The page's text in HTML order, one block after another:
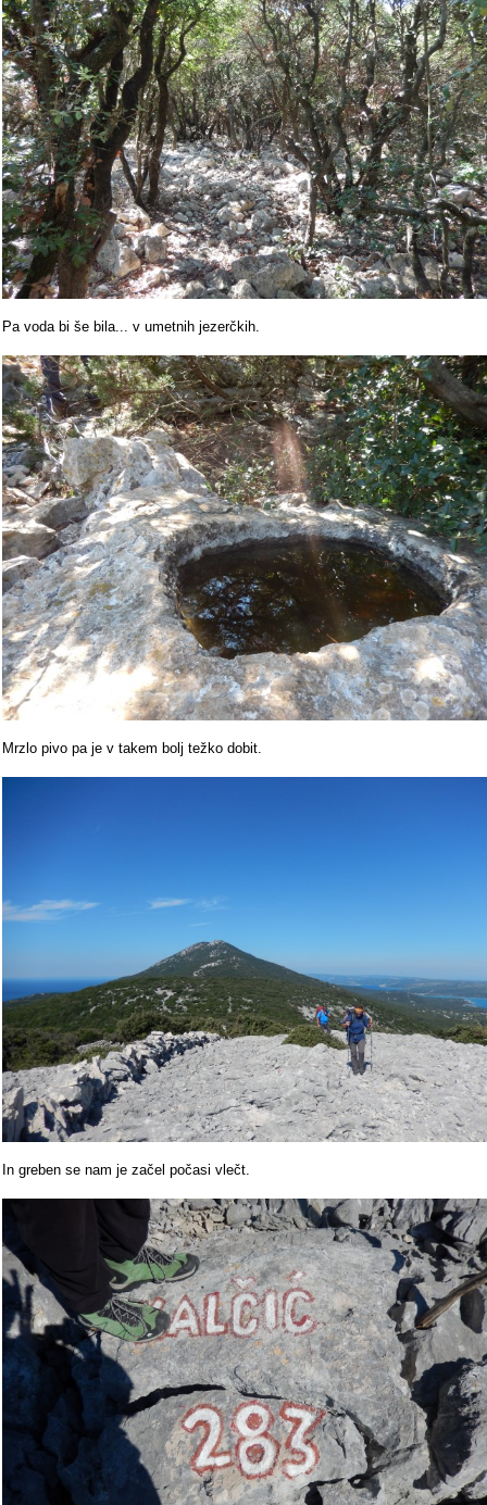
Pa voda bi še bila... v umetnih jezerčkih.
Mrzlo pivo pa je v takem bolj težko dobit.
In greben se nam je začel počasi vlečt.